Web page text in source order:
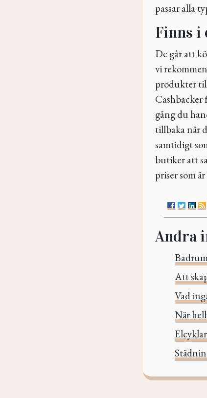
passar alla
Finns
De går att
vi
produkter
Cashbacker
gång du
tillbaka när
samtidigt
butiker att
priser som
Andra
Att
Vad
När